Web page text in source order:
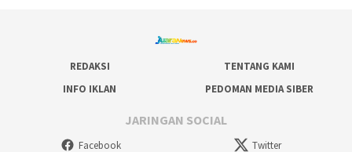
REDAKSI
TENTANG KAMI
INFO IKLAN
PEDOMAN MEDIA SIBER
JARINGAN SOCIAL
Facebook Twitter